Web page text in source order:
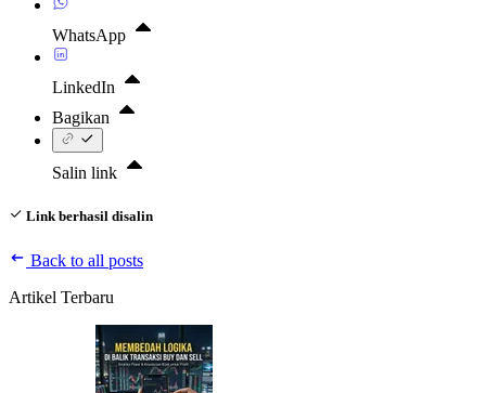
WhatsApp
LinkedIn
Bagikan
Salin link
Link berhasil disalin
Back to all posts
Artikel Terbaru